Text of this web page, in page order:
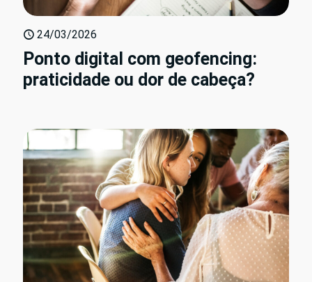
24/03/2026
Ponto digital com geofencing:
praticidade ou dor de cabeça?